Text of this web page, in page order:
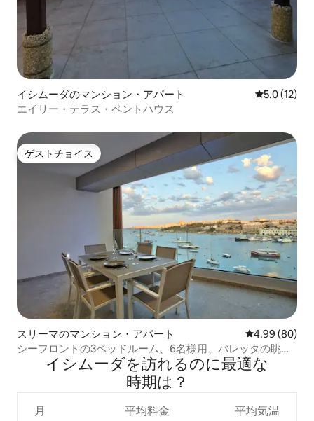
イシムーダのマンション・アパート レビュー12
5.0 (12)
エイリー・テラス・ペントハウス
ゲストチョイス
ゲストチョイス
スリーマのマンション・アパート レビュー80件
4.99 (80)
シーフロントの3ベッドルーム、6名様用、バレッタの眺望
イシムーダを訪⁠れ⁠るの⁠に最⁠適⁠な
時⁠期⁠は⁠？
月 平均料金 平均気温